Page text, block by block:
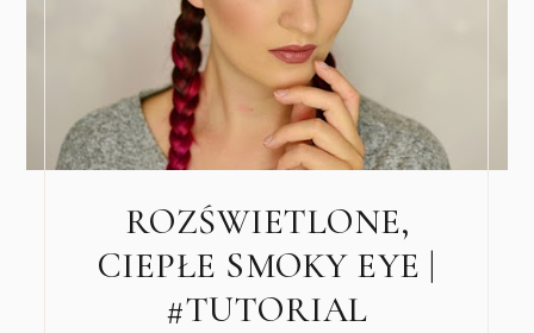
ROZŚWIETLONE,
CIEPŁE SMOKY EYE |
#TUTORIAL